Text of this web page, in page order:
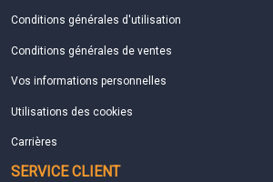
Conditions générales d'utilisation
Conditions générales de ventes
Vos informations personnelles
Utilisations des cookies
Carrières
SERVICE CLIENT